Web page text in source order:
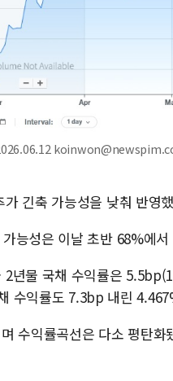
2026.06.12
긴축 가능성을 낮춰 반영
능성은 이날 초반 68%에
년물 국채 수익률은
수익률도 7.3bp 내린
수익률곡선은 다소 평탄화